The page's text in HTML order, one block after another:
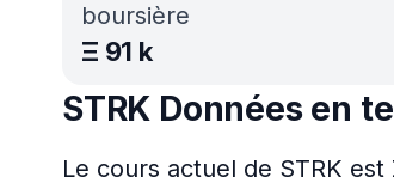
boursière
Ξ 91 k
STRK Données en
Le cours actuel de STRK